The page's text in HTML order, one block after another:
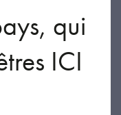
qui
ICI